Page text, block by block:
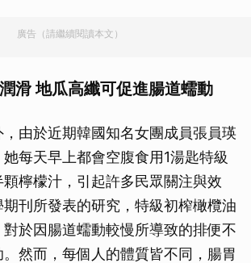
廣告（請繼續閱讀本文）
滑 地瓜高纖可促進腸道蠕動
由於近期韓國知名女團成員張員瑛
每天早上都會空腹食用1湯匙特級
檸檬汁，引起許多民眾關注與效
刊所發表的研究，特級初榨橄欖油
於因腸道蠕動較慢所導致的排便不
然而，每個人的體質皆不同，腸胃